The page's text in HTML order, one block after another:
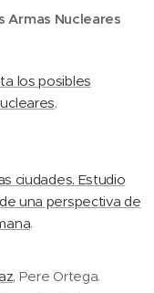
Armas Nucleares
los posibles
.
ciudades. Estudio
una perspectiva de
.
, Pere Ortega.